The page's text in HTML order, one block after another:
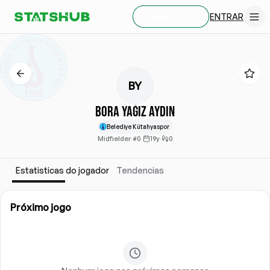
ENTRAR
BY
Bora Yağız Aydın
Belediye Kütahyaspor
Midfielder·#0· 19y· 0
Estatisticas do jogador Tendencias
Próximo jogo